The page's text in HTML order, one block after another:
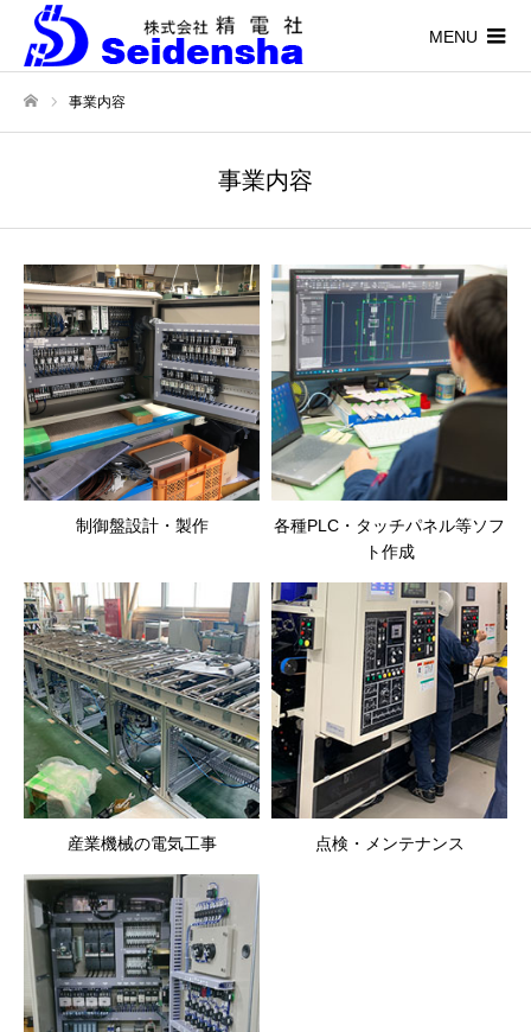
MENU
事業内容
事業内容
制御盤設計・製作
各種PLC・タッチパネル等ソフ
ト作成
産業機械の電気工事 点検・メンテナンス